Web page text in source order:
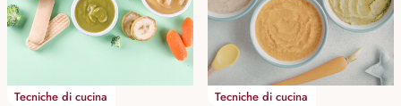
Tecniche di cucina Tecniche di cucina